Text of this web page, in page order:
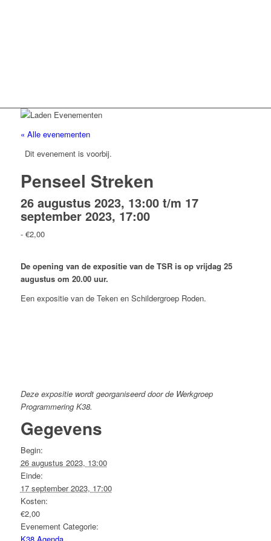
« Alle evenementen
Dit evenement is voorbij.
Penseel Streken
26 augustus 2023, 13:00t/m 17
september 2023, 17:00
- €2,00
De opening van de expositie van de TSR is op vrijdag 25
augustus om 20.00 uur.
Een expositie van de Teken en Schildergroep Roden.
Deze expositie wordt georganiseerd door de Werkgroep
Programmering K38.
Gegevens
Begin:
26 augustus 2023, 13:00
Einde:
17 september 2023, 17:00
Kosten:
€2,00
Evenement Categorie: